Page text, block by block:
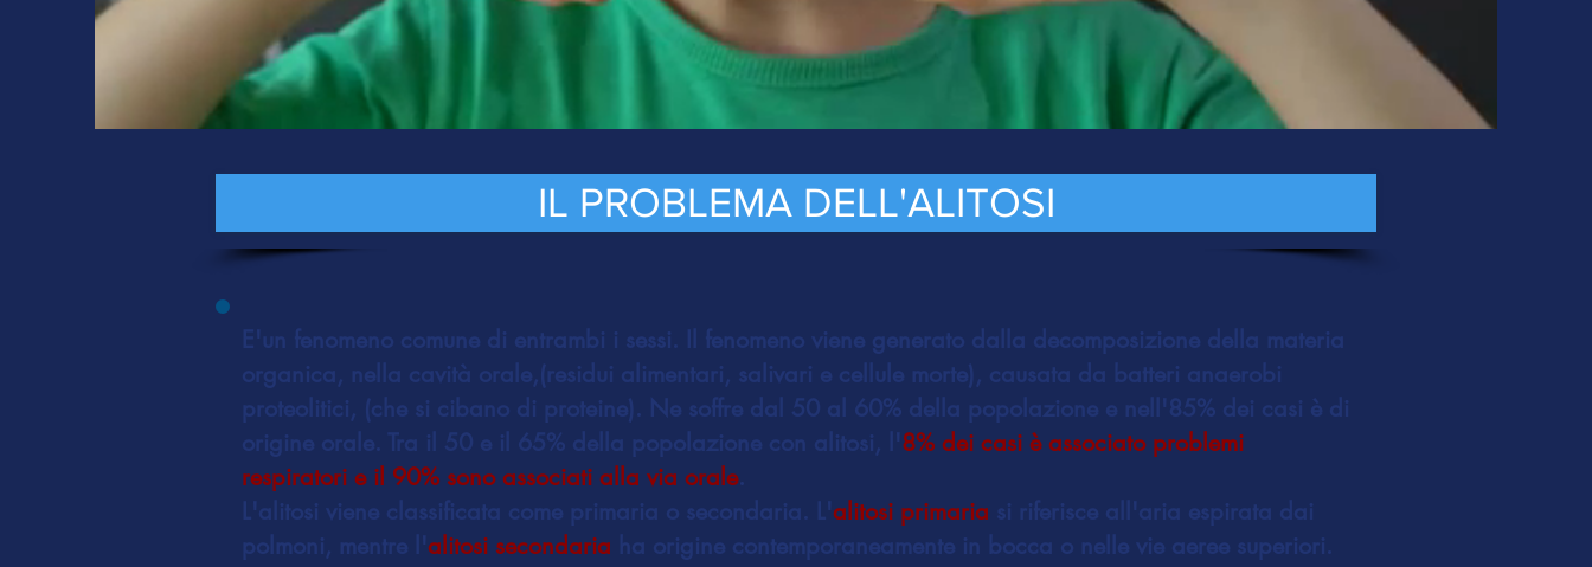
IL PROBLEMA DELL'ALITOSI
E'un fenomeno comune di entrambi i sessi. Il fenomeno viene generato dalla decomposizione della materia
organica, nella cavità orale,(residui alimentari, salivari e cellule morte), causata da batteri anaerobi
proteolitici, (che si cibano di proteine). Ne soffre dal 50 al 60% della popolazione e nell'85% dei casi è di
origine orale. Tra il 50 e il 65% della popolazione con alitosi, l'8% dei casi è associato problemi
respiratori e il 90% sono associati alla via orale.
L'alitosi viene classificata come primaria o secondaria. L'alitosi primaria si riferisce all'aria espirata dai
polmoni, mentre l'alitosi secondaria ha origine contemporaneamente in bocca o nelle vie aeree superiori.